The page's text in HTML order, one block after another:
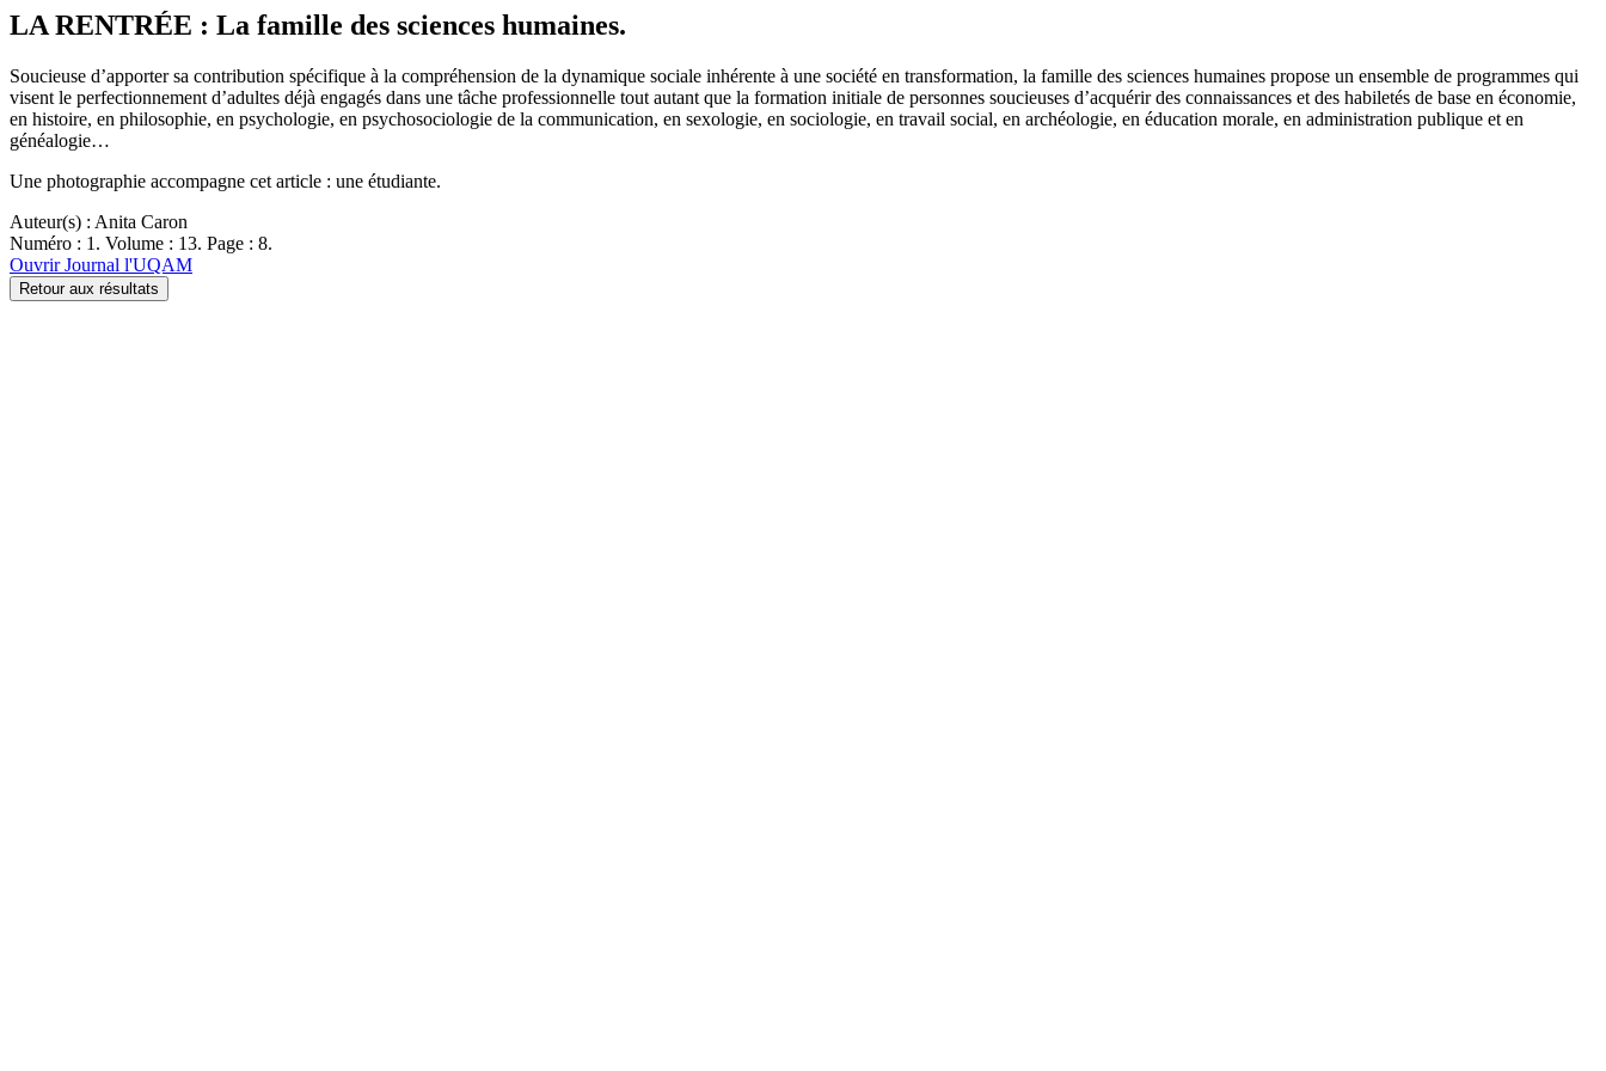
LA RENTRÉE : La famille des sciences humaines.
Soucieuse d’apporter sa contribution spécifique à la compréhension de la dynamique sociale inhérente à une société en transformation, la famille des sciences humaines propose un ensemble de programmes qui
visent le perfectionnement d’adultes déjà engagés dans une tâche professionnelle tout autant que la formation initiale de personnes soucieuses d’acquérir des connaissances et des habiletés de base en économie,
en histoire, en philosophie, en psychologie, en psychosociologie de la communication, en sexologie, en sociologie, en travail social, en archéologie, en éducation morale, en administration publique et en
généalogie…
Une photographie accompagne cet article : une étudiante.
Auteur(s) : Anita Caron
Numéro : 1. Volume : 13. Page : 8.
Ouvrir Journal l'UQAM
Retour aux résultats